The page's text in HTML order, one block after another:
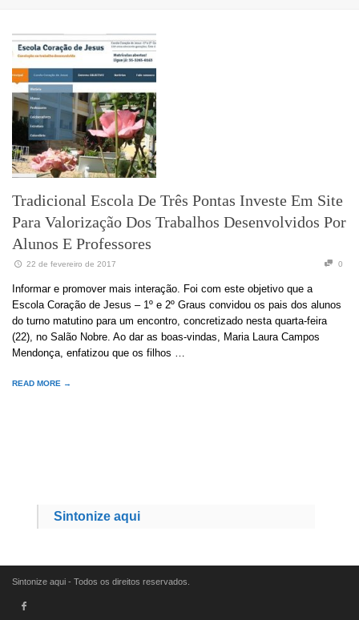
Tradicional Escola De Três Pontas Investe Em Site
Para Valorização Dos Trabalhos Desenvolvidos Por
Alunos E Professores
22 de fevereiro de 2017 0
Informar e promover mais interação. Foi com este objetivo que a
Escola Coração de Jesus – 1º e 2º Graus convidou os pais dos alunos
do turno matutino para um encontro, concretizado nesta quarta-feira
(22), no Salão Nobre. Ao dar as boas-vindas, Maria Laura Campos
Mendonça, enfatizou que os filhos …
READ MORE →
Sintonize aqui
Sintonize aqui - Todos os direitos reservados.